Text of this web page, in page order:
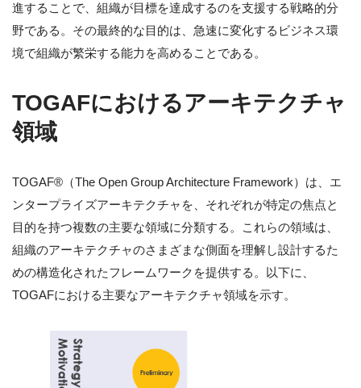
進することで、組織が目標を達成するのを支援する戦略的分
野である。その最終的な目的は、急速に変化するビジネス環
境で組織が繁栄する能力を高めることである。
TOGAFにおけるアーキテクチャ
領域
TOGAF®（The Open Group Architecture Framework）は、エ
ンタープライズアーキテクチャを、それぞれが特定の焦点と
目的を持つ複数の主要な領域に分類する。これらの領域は、
組織のアーキテクチャのさまざまな側面を理解し設計するた
めの構造化されたフレームワークを提供する。以下に、
TOGAFにおける主要なアーキテクチャ領域を示す。